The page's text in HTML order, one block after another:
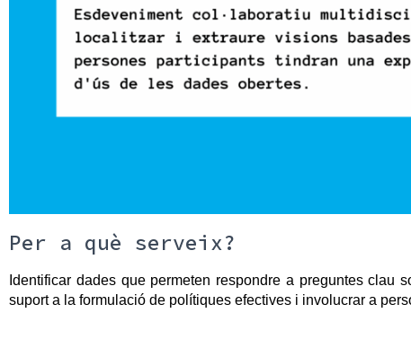
Per a què serveix?
Identificar dades que permeten respondre a preguntes clau
suport a la formulació de polítiques efectives i involucrar a